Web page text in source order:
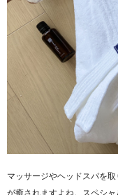
マッサージやヘッドスパを
が癒されますよね。スペシ